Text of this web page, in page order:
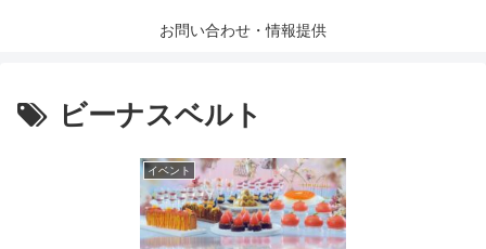
お問い合わせ・情報提供
ビーナスベルト
イベント